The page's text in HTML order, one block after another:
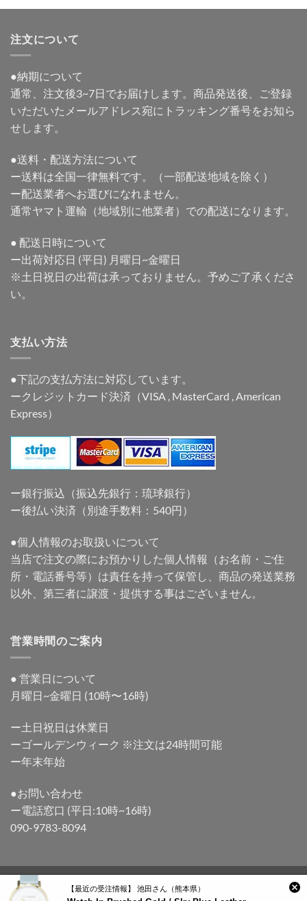
注文について
●納期について
通常、注文後3~7日でお届けします。商品発送後、ご登録
いただいたメールアドレス宛にトラッキング番号をお知ら
せします。
●送料・配送方法について
ー送料は全国一律無料です。（一部配送地域を除く）
ー配送業者へお選びになれません。
通常ヤマト運輸（地域別に他業者）での配送になります。
● 配送日時について
ー出荷対応日 (平日) 月曜日~金曜日
※土日祝日の出荷は承っておりません。予めご了承くださ
い。
支払い方法
●下記の支払方法に対応しています。
ークレジットカード決済（VISA , MasterCard , American
Express）
ー銀行振込（振込先銀行：琉球銀行）
ー後払い決済（別途手数料：540円）
●個人情報のお取扱いについて
当店で注文の際にお預かりした個人情報（お名前・ご住
所・電話番号等）は責任を持って保管し、商品の発送業務
以外、第三者に譲渡・提供する事はございません。
営業時間のご案内
● 営業日について
月曜日~金曜日 (10時〜16時)
ー土日祝日は休業日
ーゴールデンウィーク ※注文は24時間可能
ー年末年始
●お問い合わせ
ー電話窓口 (平日:10時~16時)
090-9783-8094
Visa PayPal Stripe
【最近の受注情報】 池田さん（熊本県）